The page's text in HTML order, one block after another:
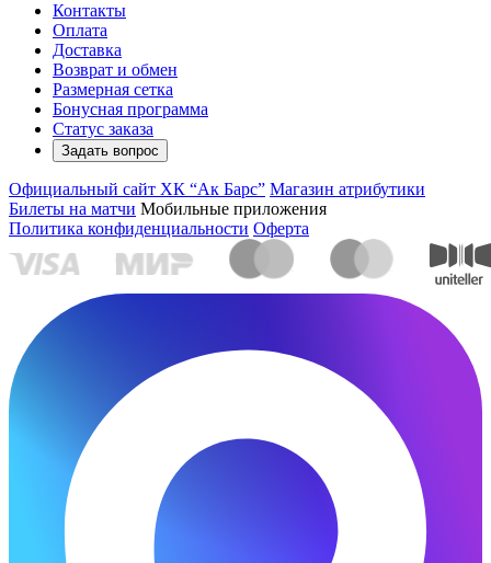
Контакты
Оплата
Доставка
Возврат и обмен
Размерная сетка
Бонусная программа
Статус заказа
Задать вопрос
Официальный сайт ХК “Ак Барс” Магазин атрибутики
Билеты на матчи Мобильные приложения
Политика конфиденциальности Оферта